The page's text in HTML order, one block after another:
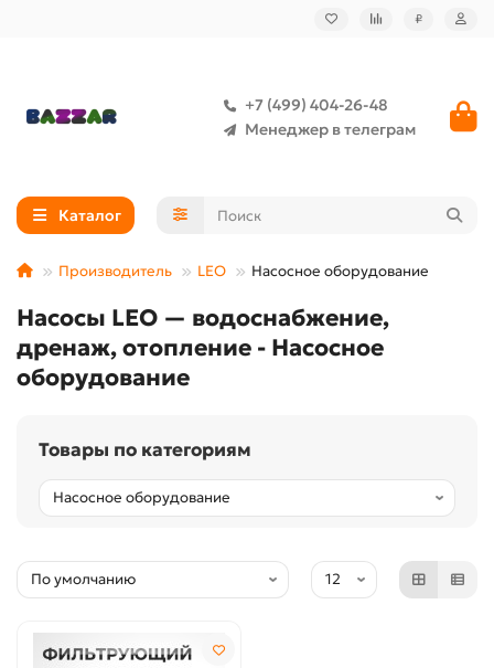
₽
+7 (499) 404-26-48
Менеджер в телеграм
Каталог
Производитель LEO Насосное оборудование
Насосы LEO — водоснабжение,
дренаж, отопление - Насосное
оборудование
Товары по категориям